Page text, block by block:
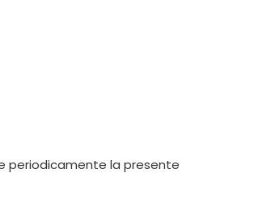
periodicamente la presente